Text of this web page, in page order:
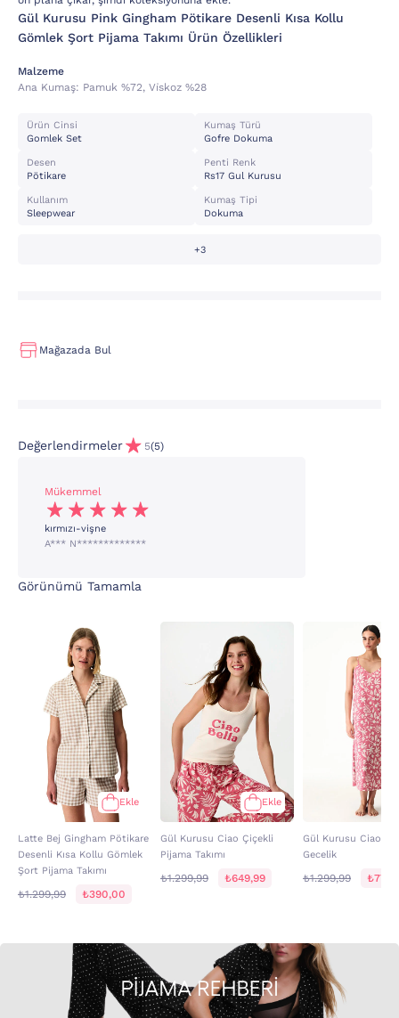
Gül Kurusu Pink Gingham Pötikare Desenli Kısa Kollu
Gömlek Şort Pijama Takımı Ürün Özellikleri
Malzeme
Ana Kumaş: Pamuk %72, Vi̇skoz %28
Ürün Cinsi
Gomlek Set
Kumaş Türü
Gofre Dokuma
Desen
Pötikare
Penti Renk
Rs17 Gul Kurusu
Kullanım
Sleepwear
Kumaş Tipi
Dokuma
+3
Mağazada Bul
Değerlendirmeler 5(5)
Mükemmel
kırmızı-vişne
A*** N*************
Görünümü Tamamla
Ekle
Latte Bej Gingham Pötikare
Desenli Kısa Kollu Gömlek
Şort Pijama Takımı
₺1.299,99 ₺390,00
Ekle
Gül Kurusu Ciao Çiçekli
Pijama Takımı
₺1.299,99 ₺649,99
Gül Kurusu Ciao
Gecelik
₺1.299,99